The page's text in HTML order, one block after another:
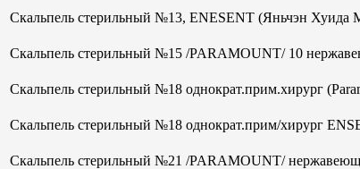
Скальпель стерильный №13, ENESENT (Яньчэн
Скальпель стерильный №15 /PARAMOUNT/ 10
Скальпель стерильный №18 однократ.прим.хирург
Скальпель стерильный №18 однократ.прим/хирург
Скальпель стерильный №21 /PARAMOUNT/